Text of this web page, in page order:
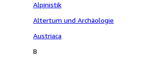
Alpinistik
Altertum und Archäologie
Austriaca
B